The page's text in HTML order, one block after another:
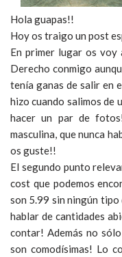
Hola guapas!!
Hoy os traigo un post
En primer lugar os voy
Derecho conmigo
tenía ganas de salir en
hizo cuando salimos de
hacer un par de
masculina, que nunca
os guste!!
El segundo punto
cost que podemos
son 5.99 sin ningún tipo
hablar de cantidades
contar! Además no
son comodísimas! Lo